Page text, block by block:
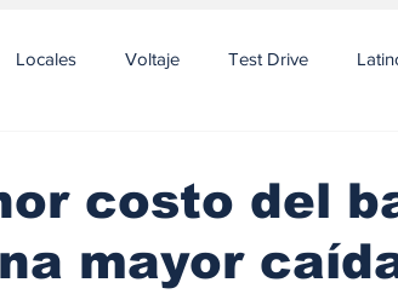
Locales Voltaje Test Drive
costo del
mayor